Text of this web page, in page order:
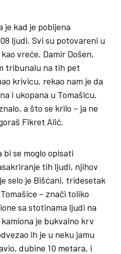
je kad je pobijena
ljudi. Svi su potovareni u
vreće. Damir Došen,
tribunalu na tih pet
krivicu, rekao nam je da
i ukopana u Tomašicu.
a što se krilo – ja ne
Fikret Alić.
bi se moglo opisati
tih ljudi, njihov
selo je Bišćani, tridesetak
– znači toliko
sa stotinama ljudi na
je bukvalno krv
ih je u neku jamu
dubine 10 metara, i